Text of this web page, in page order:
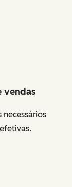
vendas
necessários